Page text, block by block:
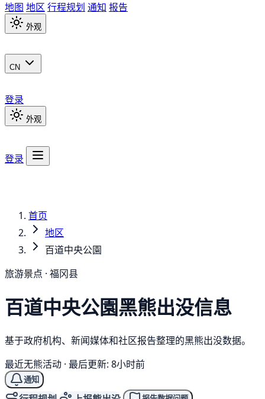
地图 地区 行程规划 通知 报告
外观
CN
登录
外观
登录
首页
地区
百道中央公園
旅游景点 · 福冈县
百道中央公園黑熊出没信息
基于政府机构、新闻媒体和社区报告整理的黑熊出没数据。
最近无熊活动 · 最后更新: 8小时前
通知